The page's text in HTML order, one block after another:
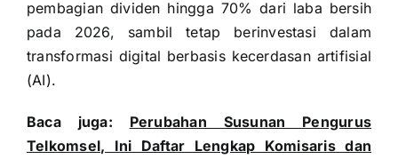
pembagian dividen hingga 70% dari laba bersih
pada 2026, sambil tetap berinvestasi dalam
transformasi digital berbasis kecerdasan artifisial
(AI).
Baca juga: Perubahan Susunan Pengurus
Telkomsel, Ini Daftar Lengkap Komisaris dan